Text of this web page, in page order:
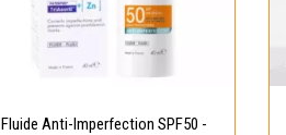
Fluide Anti-Imperfection SPF50 -